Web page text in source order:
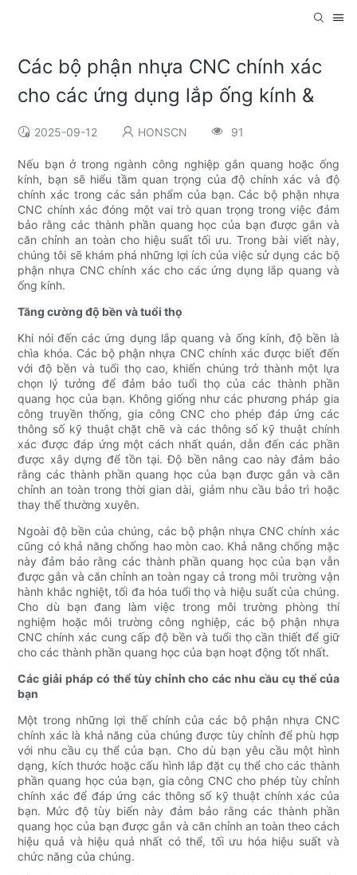
Các bộ phận nhựa CNC chính xác
cho các ứng dụng lắp ống kính &
2025-09-12 HONSCN 91
Nếu bạn ở trong ngành công nghiệp gắn quang hoặc ống
kính, bạn sẽ hiểu tầm quan trọng của độ chính xác và độ
chính xác trong các sản phẩm của bạn. Các bộ phận nhựa
CNC chính xác đóng một vai trò quan trọng trong việc đảm
bảo rằng các thành phần quang học của bạn được gắn và
căn chỉnh an toàn cho hiệu suất tối ưu. Trong bài viết này,
chúng tôi sẽ khám phá những lợi ích của việc sử dụng các bộ
phận nhựa CNC chính xác cho các ứng dụng lắp quang và
ống kính.
Tăng cường độ bền và tuổi thọ
Khi nói đến các ứng dụng lắp quang và ống kính, độ bền là
chìa khóa. Các bộ phận nhựa CNC chính xác được biết đến
với độ bền và tuổi thọ cao, khiến chúng trở thành một lựa
chọn lý tưởng để đảm bảo tuổi thọ của các thành phần
quang học của bạn. Không giống như các phương pháp gia
công truyền thống, gia công CNC cho phép đáp ứng các
thông số kỹ thuật chặt chẽ và các thông số kỹ thuật chính
xác được đáp ứng một cách nhất quán, dẫn đến các phần
được xây dựng để tồn tại. Độ bền nâng cao này đảm bảo
rằng các thành phần quang học của bạn được gắn và căn
chỉnh an toàn trong thời gian dài, giảm nhu cầu bảo trì hoặc
thay thế thường xuyên.
Ngoài độ bền của chúng, các bộ phận nhựa CNC chính xác
cũng có khả năng chống hao mòn cao. Khả năng chống mặc
này đảm bảo rằng các thành phần quang học của bạn vẫn
được gắn và căn chỉnh an toàn ngay cả trong môi trường vận
hành khắc nghiệt, tối đa hóa tuổi thọ và hiệu suất của chúng.
Cho dù bạn đang làm việc trong môi trường phòng thí
nghiệm hoặc môi trường công nghiệp, các bộ phận nhựa
CNC chính xác cung cấp độ bền và tuổi thọ cần thiết để giữ
cho các thành phần quang học của bạn hoạt động tốt nhất.
Các giải pháp có thể tùy chỉnh cho các nhu cầu cụ thể của
bạn
Một trong những lợi thế chính của các bộ phận nhựa CNC
chính xác là khả năng của chúng được tùy chỉnh để phù hợp
với nhu cầu cụ thể của bạn. Cho dù bạn yêu cầu một hình
dạng, kích thước hoặc cấu hình lắp đặt cụ thể cho các thành
phần quang học của bạn, gia công CNC cho phép tùy chỉnh
chính xác để đáp ứng các thông số kỹ thuật chính xác của
bạn. Mức độ tùy biến này đảm bảo rằng các thành phần
quang học của bạn được gắn và căn chỉnh an toàn theo cách
hiệu quả và hiệu quả nhất có thể, tối ưu hóa hiệu suất và
chức năng của chúng.